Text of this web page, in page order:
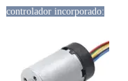
controlador incorporado: